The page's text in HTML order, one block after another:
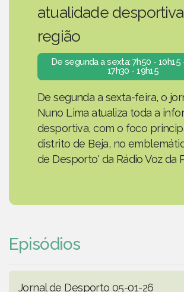
atualidade
região
De segunda a sexta: 7h50 - 10h15
17h30 - 19h15
De segunda a sexta-feira, o
Nuno Lima atualiza toda a
desportiva, com o foco
distrito de Beja, no
de Desporto' da Rádio Voz da
Episódios
Jornal de Desporto 05-01-26